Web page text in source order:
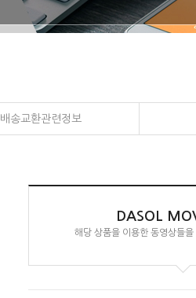
배송교환관련정보
DASOL
해당 상품을 이용한 동영상들을